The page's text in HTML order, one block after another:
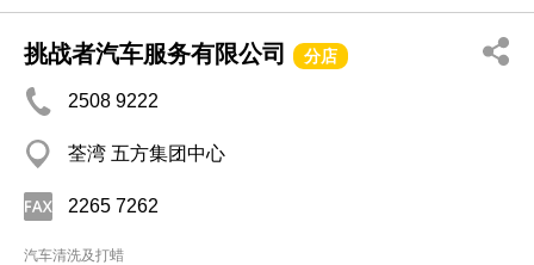
挑战者汽车服务有限公司 分店
2508 9222
荃湾 五方集团中心
2265 7262
汽车清洗及打蜡